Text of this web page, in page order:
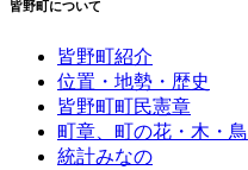
皆野町について
皆野町紹介
位置・地勢・歴史
皆野町町民憲章
町章、町の花・木・鳥
統計みなの